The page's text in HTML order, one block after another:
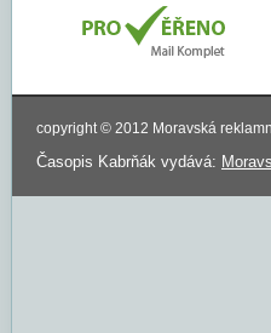
copyright © 2012 Moravská
Časopis Kabrňák vydává: